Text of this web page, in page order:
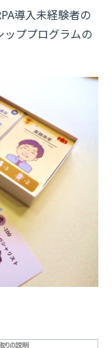
導入未経験者の
ッププログラムの